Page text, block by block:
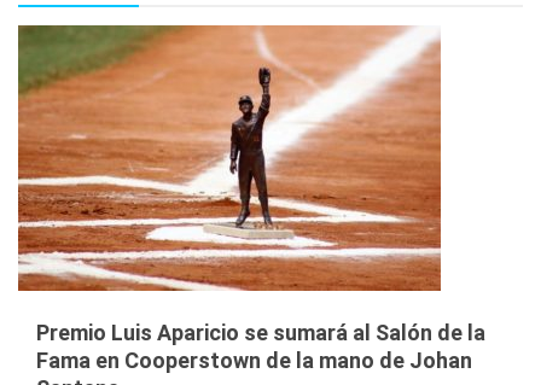
Premio Luis Aparicio se sumará al Salón de la
Fama en Cooperstown de la mano de Johan